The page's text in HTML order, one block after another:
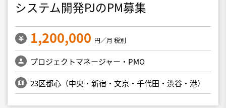
システム開発PJのPM募集
1,200,000 円／月 税別
プロジェクトマネージャー・PMO
23区都心（中央・新宿・文京・千代田・渋谷・港）